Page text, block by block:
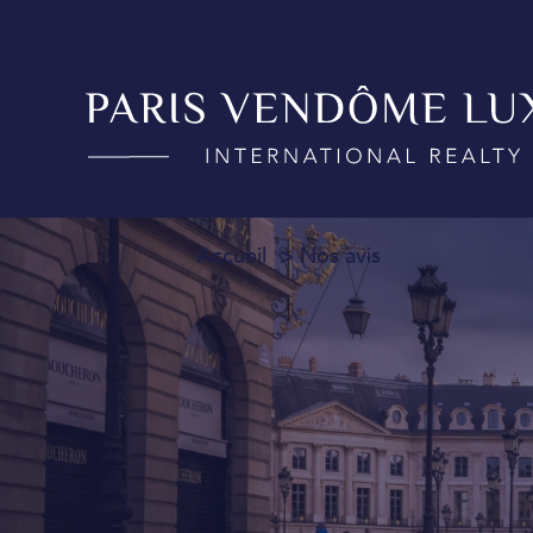
Accueil Nos avis